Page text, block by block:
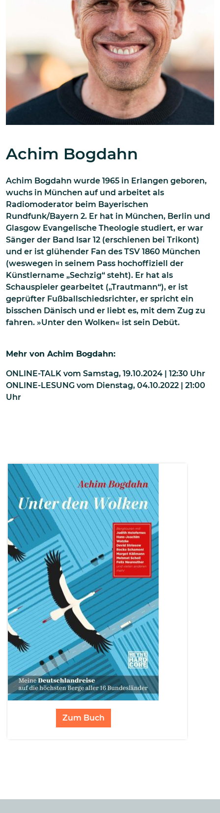
Achim Bogdahn
Achim Bogdahn wurde 1965 in Erlangen geboren,
wuchs in München auf und arbeitet als
Radiomoderator beim Bayerischen
Rundfunk/Bayern 2. Er hat in München, Berlin und
Glasgow Evangelische Theologie studiert, er war
Sänger der Band Isar 12 (erschienen bei Trikont)
und er ist glühender Fan des TSV 1860 München
(weswegen in seinem Pass hochoffiziell der
Künstlername „Sechzig“ steht). Er hat als
Schauspieler gearbeitet („Trautmann“), er ist
geprüfter Fußballschiedsrichter, er spricht ein
bisschen Dänisch und er liebt es, mit dem Zug zu
fahren. »Unter den Wolken« ist sein Debüt.
Mehr von Achim Bogdahn:
ONLINE-TALK vom Samstag, 19.10.2024 | 12:30 Uhr
ONLINE-LESUNG vom Dienstag, 04.10.2022 | 21:00
Uhr
Zum Buch